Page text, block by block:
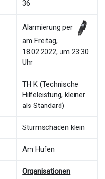
36
Alarmierung per
am Freitag,
18.02.2022, um 23:30
Uhr
TH K (Technische
Hilfeleistung, kleiner
als Standard)
Sturmschaden klein
Am Hufen
Organisationen